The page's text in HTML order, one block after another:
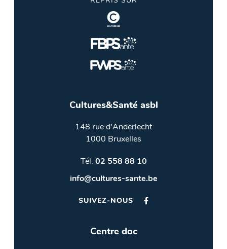
Cultures&Santé asbl
148 rue d'Anderlecht
1000 Bruxelles
Tél. 02 558 88 10
info@cultures-sante.be
SUIVEZ-NOUS
Centre doc